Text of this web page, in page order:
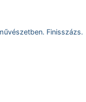
Finisszázs.